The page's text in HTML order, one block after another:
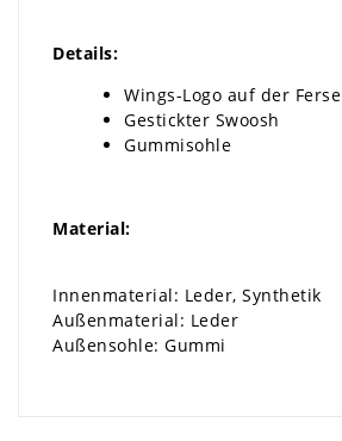
Details:
Wings-Logo auf der Ferse
Gestickter Swoosh
Gummisohle
Material:
Innenmaterial: Leder, Synthetik
Außenmaterial: Leder
Außensohle: Gummi